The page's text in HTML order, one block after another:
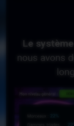
Le
nous avons